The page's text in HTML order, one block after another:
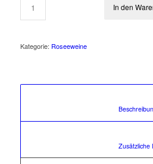
In den
Kategorie: Roseeweine